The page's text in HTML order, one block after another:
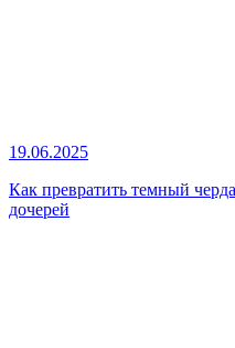
19.06.2025
Как превратить темный
дочерей